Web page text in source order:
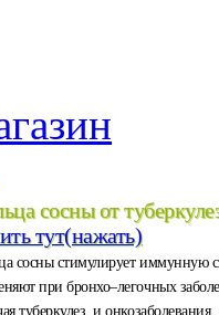
сосны от
тут(нажать)
сосны стимулирует иммунную
при бронхо–легочных
туберкулез, и онкозаболевания.